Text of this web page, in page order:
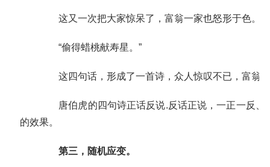
这又一次把大家惊呆了，富翁一家也怒形于色。
“偷得蜡桃献寿星。”
这四句话，形成了一首诗，众人惊叹不已，富翁
唐伯虎的四句诗正话反说.反话正说，一正一反、
的效果。
第三，随机应变。